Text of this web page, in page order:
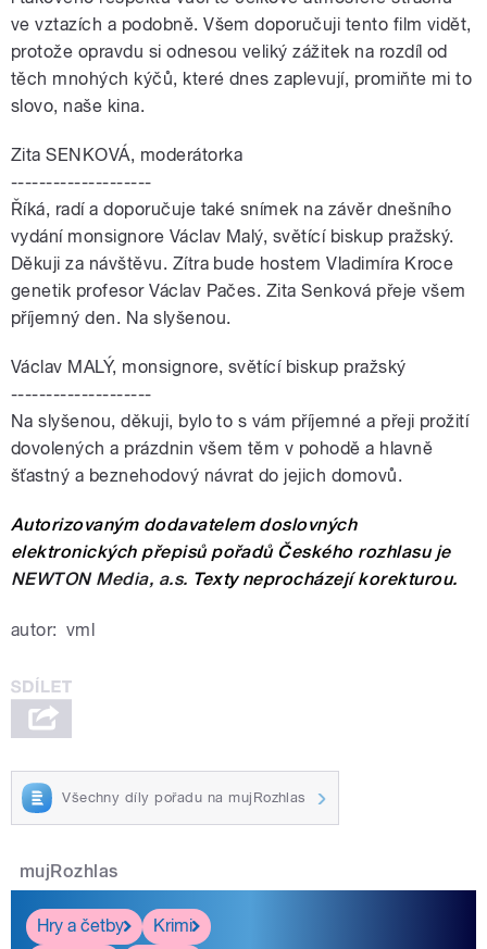
ve vztazích a podobně. Všem doporučuji tento film vidět,
protože opravdu si odnesou veliký zážitek na rozdíl od
těch mnohých kýčů, které dnes zaplevují, promiňte mi to
slovo, naše kina.
Zita SENKOVÁ, moderátorka
--------------------
Říká, radí a doporučuje také snímek na závěr dnešního
vydání monsignore Václav Malý, světící biskup pražský.
Děkuji za návštěvu. Zítra bude hostem Vladimíra Kroce
genetik profesor Václav Pačes. Zita Senková přeje všem
příjemný den. Na slyšenou.
Václav MALÝ, monsignore, světící biskup pražský
--------------------
Na slyšenou, děkuji, bylo to s vám příjemné a přeji prožití
dovolených a prázdnin všem těm v pohodě a hlavně
šťastný a beznehodový návrat do jejich domovů.
Autorizovaným dodavatelem doslovných
elektronických přepisů pořadů Českého rozhlasu je
NEWTON Media, a.s. Texty neprocházejí korekturou.
autor: vml
Všechny díly pořadu na mujRozhlas
mujRozhlas
Hry a četby
Krimi